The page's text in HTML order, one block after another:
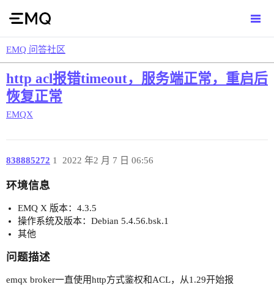
EMQ 问答社区
http acl报错timeout，服务端正常，重启后
恢复正常
EMQX
838885272 2022 年2 月 7 日 06:56
1
环境信息
EMQ X 版本：4.3.5
操作系统及版本：Debian 5.4.56.bsk.1
其他
问题描述
emqx broker一直使用http方式鉴权和ACL，从1.29开始报